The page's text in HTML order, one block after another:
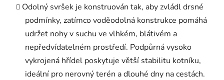
Odolný svršek je konstruován tak, aby zvládl drsné
podmínky, zatímco voděodolná konstrukce pomáhá
udržet nohy v suchu ve vlhkém, blátivém a
nepředvídatelném prostředí. Podpůrná vysoko
vykrojená hřídel poskytuje větší stabilitu kotníku,
ideální pro nerovný terén a dlouhé dny na cestách.